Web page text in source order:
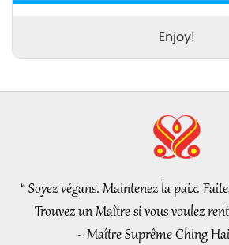
Enjoy!
“ Soyez végans. Maintenez la paix.
Trouvez un Maître si vous voulez
~ Maître Suprême Ching